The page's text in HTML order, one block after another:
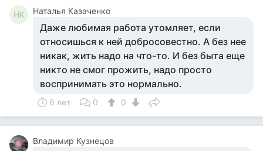
НК Наталья Казаченко
Даже любимая работа утомляет, если
относишься к ней добросовестно. А без нее
никак, жить надо на что-то. И без быта еще
никто не смог прожить, надо просто
воспринимать это нормально.
6 лет 0 0
Владимир Кузнецов